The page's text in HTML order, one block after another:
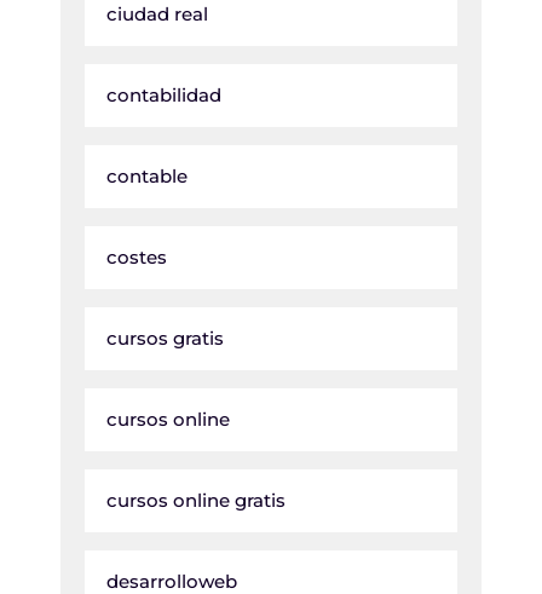
ciudad real
contabilidad
contable
costes
cursos gratis
cursos online
cursos online gratis
desarrolloweb